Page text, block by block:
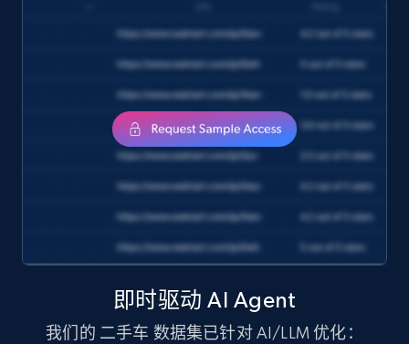
即时驱动 AI Agent
我们的 二手车 数据集已针对 AI/LLM 优化：